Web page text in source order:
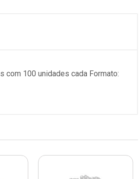
com 100 unidades cada Formato: